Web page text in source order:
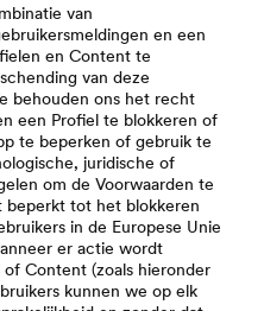
van
en een
en Content te
van deze
behouden ons het recht
een Profiel te blokkeren of
te beperken of gebruik te
juridische of
om de Voorwaarden te
beperkt tot het blokkeren
in de Europese Unie
er actie wordt
Content (zoals hieronder
kunnen we op elk